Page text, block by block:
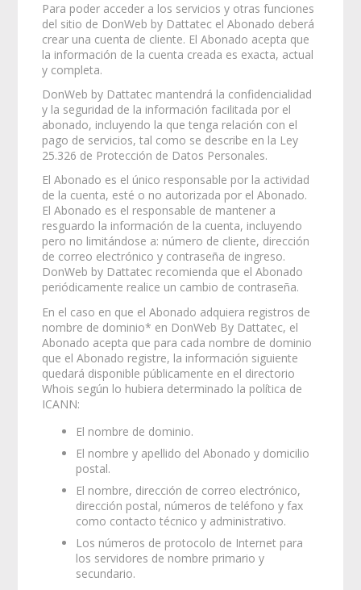
Para poder acceder a los servicios y otras funciones
del sitio de DonWeb by Dattatec el Abonado deberá
crear una cuenta de cliente. El Abonado acepta que
la información de la cuenta creada es exacta, actual
y completa.
DonWeb by Dattatec mantendrá la confidencialidad
y la seguridad de la información facilitada por el
abonado, incluyendo la que tenga relación con el
pago de servicios, tal como se describe en la Ley
25.326 de Protección de Datos Personales.
El Abonado es el único responsable por la actividad
de la cuenta, esté o no autorizada por el Abonado.
El Abonado es el responsable de mantener a
resguardo la información de la cuenta, incluyendo
pero no limitándose a: número de cliente, dirección
de correo electrónico y contraseña de ingreso.
DonWeb by Dattatec recomienda que el Abonado
periódicamente realice un cambio de contraseña.
En el caso en que el Abonado adquiera registros de
nombre de dominio* en DonWeb By Dattatec, el
Abonado acepta que para cada nombre de dominio
que el Abonado registre, la información siguiente
quedará disponible públicamente en el directorio
Whois según lo hubiera determinado la política de
ICANN:
El nombre de dominio.
El nombre y apellido del Abonado y domicilio
postal.
El nombre, dirección de correo electrónico,
dirección postal, números de teléfono y fax
como contacto técnico y administrativo.
Los números de protocolo de Internet para
los servidores de nombre primario y
secundario.